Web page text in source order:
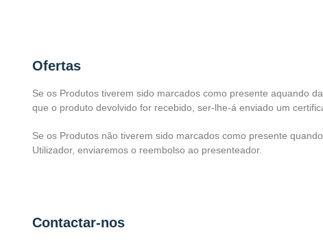
Ofertas
Se os Produtos tiverem sido marcados como presente aquando
que o produto devolvido for recebido, ser-lhe-á enviado um
Se os Produtos não tiverem sido marcados como presente
Utilizador, enviaremos o reembolso ao presenteador.
Contactar-nos